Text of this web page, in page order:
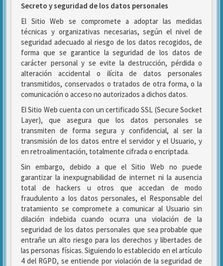
Secreto y seguridad de los datos personales
El Sitio Web se compromete a adoptar las medidas
técnicas y organizativas necesarias, según el nivel de
seguridad adecuado al riesgo de los datos recogidos, de
forma que se garantice la seguridad de los datos de
carácter personal y se evite la destrucción, pérdida o
alteración accidental o ilícita de datos personales
transmitidos, conservados o tratados de otra forma, o la
comunicación o acceso no autorizados a dichos datos.
El Sitio Web cuenta con un certificado SSL (Secure Socket
Layer), que asegura que los datos personales se
transmiten de forma segura y confidencial, al ser la
transmisión de los datos entre el servidor y el Usuario, y
en retroalimentación, totalmente cifrada o encriptada.
Sin embargo, debido a que el Sitio Web no puede
garantizar la inexpugnabilidad de internet ni la ausencia
total de hackers u otros que accedan de modo
fraudulento a los datos personales, el Responsable del
tratamiento se compromete a comunicar al Usuario sin
dilación indebida cuando ocurra una violación de la
seguridad de los datos personales que sea probable que
entrañe un alto riesgo para los derechos y libertades de
las personas físicas. Siguiendo lo establecido en el artículo
4 del RGPD, se entiende por violación de la seguridad de